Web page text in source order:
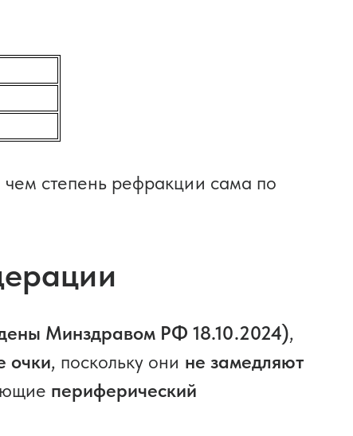
степень рефракции сама по
Минздравом РФ 18.10.2024),
очки, поскольку они не замедляют
периферический